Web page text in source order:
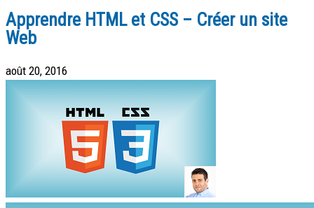
Apprendre HTML et CSS – Créer un site
Web
août 20, 2016